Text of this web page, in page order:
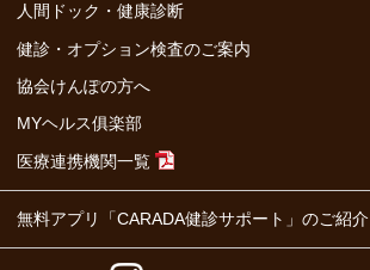
人間ドック・健康診断
健診・オプション検査のご案内
協会けんぽの方へ
MYヘルス俱楽部
医療連携機関一覧
無料アプリ「CARADA健診サポート」のご紹介